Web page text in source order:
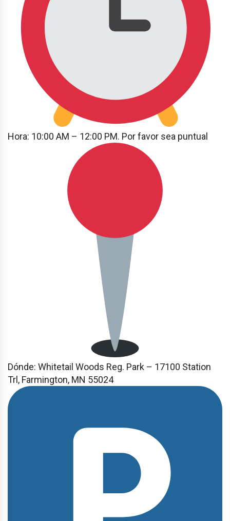
Hora: 10:00 AM – 12:00 PM. Por favor sea puntual
Dónde: Whitetail Woods Reg. Park – 17100 Station
Trl, Farmington, MN 55024